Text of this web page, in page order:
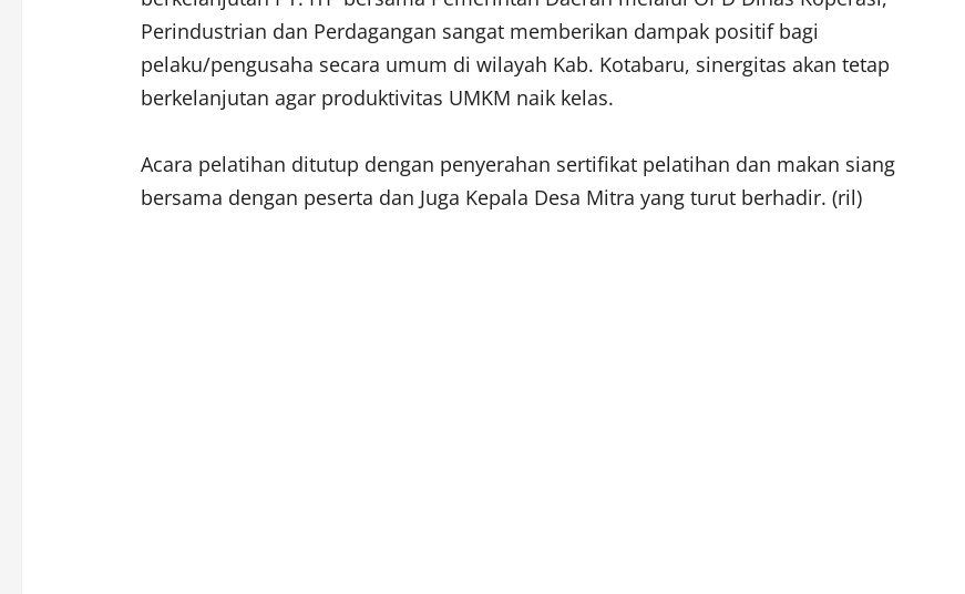
Perindustrian dan Perdagangan sangat memberikan dampak positif bagi
pelaku/pengusaha secara umum di wilayah Kab. Kotabaru, sinergitas akan tetap
berkelanjutan agar produktivitas UMKM naik kelas.
Acara pelatihan ditutup dengan penyerahan sertifikat pelatihan dan makan siang
bersama dengan peserta dan Juga Kepala Desa Mitra yang turut berhadir. (ril)